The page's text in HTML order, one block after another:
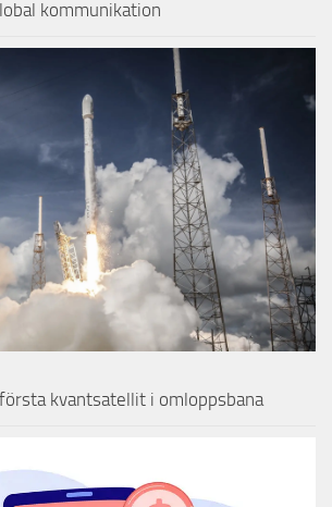
kommunikation
kvantsatellit i omloppsbana